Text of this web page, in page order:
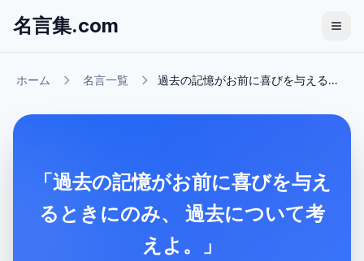
名言集.com
ホーム 名言一覧 過去の記憶がお前に喜びを与える...
「過去の記憶がお前に喜びを与え
るときにのみ、 過去について考
えよ。」